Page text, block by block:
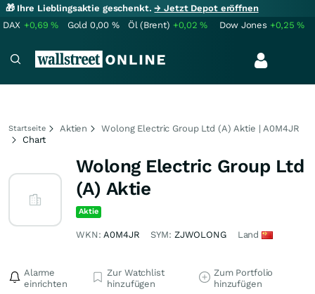
🎁 Ihre Lieblingsaktie geschenkt.→ Jetzt Depot eröffnen
DAX +0,69% Gold 0,00 % Öl (Brent) +0,02% Dow Jones +0,25%
Startseite Aktien
Wolong Electric Group Ltd (A) Aktie | A0M4JR
Chart
Wolong Electric Group Ltd
(A) Aktie
Aktie
WKN:A0M4JR SYM: ZJWOLONG Land
Alarme
einrichten
Zur Watchlist
hinzufügen
Zum Portfolio
hinzufügen